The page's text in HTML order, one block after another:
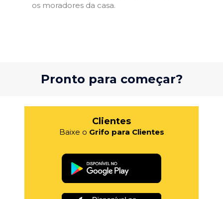
os moradores da casa.
Pronto para começar?
Clientes
Baixe o Grifo para Clientes